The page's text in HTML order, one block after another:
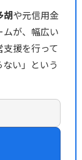
胡や元信用金
が、幅広い
援を行って
い」という